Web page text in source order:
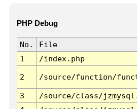
PHP Debug
No. File
1
/index.php
2 /source/function/
3 /source/class/